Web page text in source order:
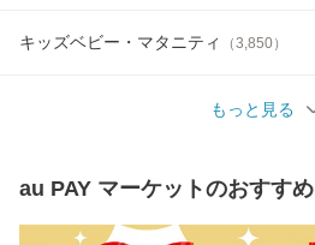
キッズベビー・マタニティ （3,850）
もっと見る
au PAY マーケットのおすすめ